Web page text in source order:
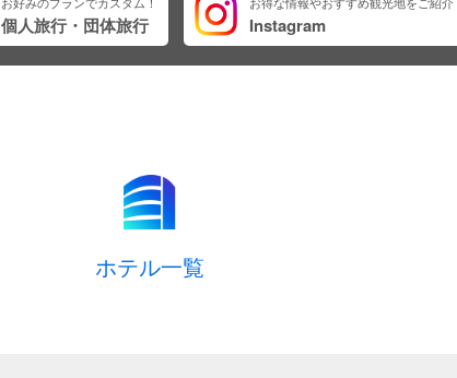
個人旅行・団体旅行 Instagram
ホテル一覧